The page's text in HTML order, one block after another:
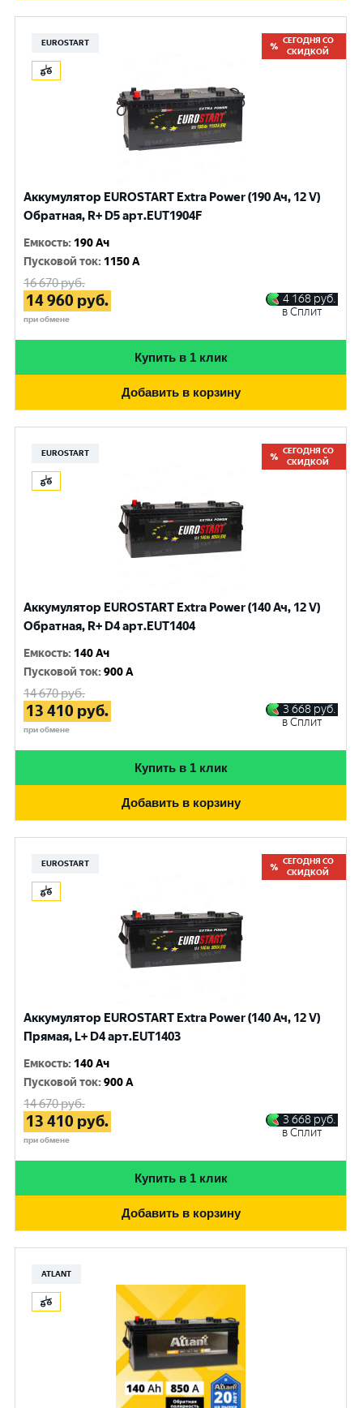
EUROSTART
СЕГОДНЯ СО
СКИДКОЙ
Аккумулятор EUROSTART Extra Power (190 Ач, 12 V)
Обратная, R+ D5 арт.EUT1904F
Емкость: 190 Ач
Пусковой ток: 1150 A
16 670руб.
14 960 руб.
при обмене
4 168 руб.
в Сплит
Купить в 1 клик
Добавить в корзину
EUROSTART
СЕГОДНЯ СО
СКИДКОЙ
Аккумулятор EUROSTART Extra Power (140 Ач, 12 V)
Обратная, R+ D4 арт.EUT1404
Емкость: 140 Ач
Пусковой ток:900 A
14 670руб.
13 410 руб.
при обмене
3 668 руб.
в Сплит
Купить в 1 клик
Добавить в корзину
EUROSTART
СЕГОДНЯ СО
СКИДКОЙ
Аккумулятор EUROSTART Extra Power (140 Ач, 12 V)
Прямая, L+ D4 арт.EUT1403
Емкость: 140 Ач
Пусковой ток:900 A
14 670руб.
13 410 руб.
при обмене
3 668 руб.
в Сплит
Купить в 1 клик
Добавить в корзину
ATLANT